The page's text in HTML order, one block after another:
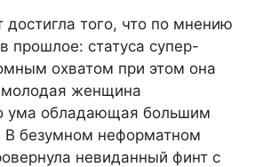
достигла того, что по мнению
прошлое: статуса супер-
охватом при этом она
молодая женщина
ума обладающая большим
В безумном неформатном
невиданный финт с